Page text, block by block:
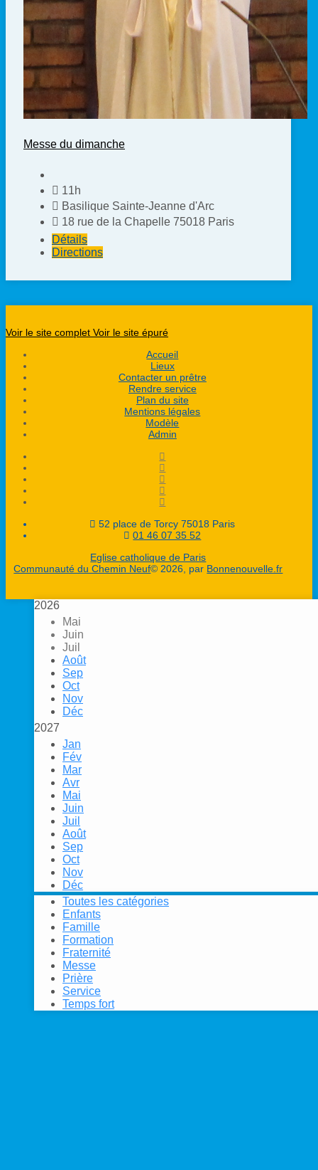
Messe du dimanche
11h
Basilique Sainte-Jeanne d'Arc
18 rue de la Chapelle 75018 Paris
Détails
Directions
Voir le site complet Voir le site épuré
Accueil
Lieux
Contacter un prêtre
Rendre service
Plan du site
Mentions légales
Modèle
Admin
52 place de Torcy 75018 Paris
01 46 07 35 52
Eglise catholique de Paris
Communauté du Chemin Neuf© 2026, par Bonnenouvelle.fr
2026
Mai
Juin
Juil
Août
Sep
Oct
Nov
Déc
2027
Jan
Fév
Mar
Avr
Mai
Juin
Juil
Août
Sep
Oct
Nov
Déc
Toutes les catégories
Enfants
Famille
Formation
Fraternité
Messe
Prière
Service
Temps fort